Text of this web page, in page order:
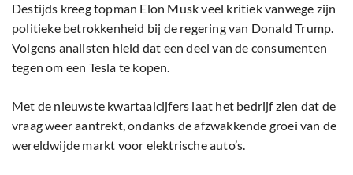
Destijds kreeg topman Elon Musk veel kritiek vanwege zijn
politieke betrokkenheid bij de regering van Donald Trump.
Volgens analisten hield dat een deel van de consumenten
tegen om een Tesla te kopen.
Met de nieuwste kwartaalcijfers laat het bedrijf zien dat de
vraag weer aantrekt, ondanks de afzwakkende groei van de
wereldwijde markt voor elektrische auto’s.